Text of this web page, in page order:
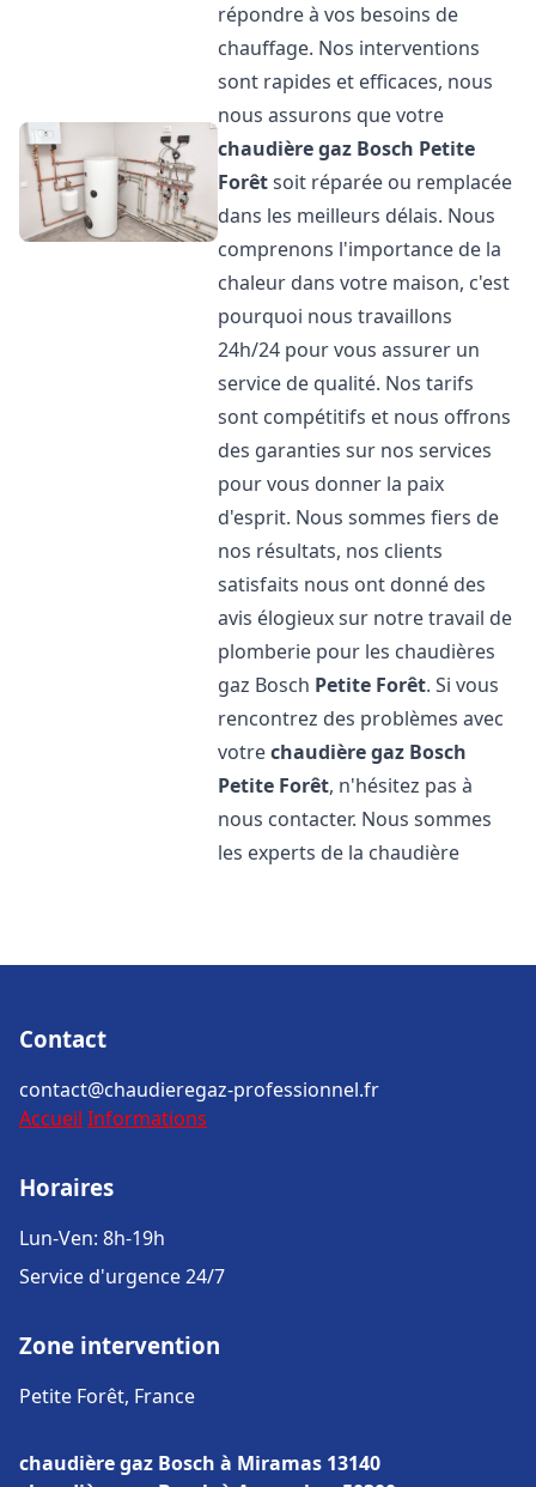
répondre à vos besoins de
chauffage. Nos interventions
sont rapides et efficaces, nous
nous assurons que votre
chaudière gaz Bosch Petite
Forêtsoit réparée ou remplacée
dans les meilleurs délais. Nous
comprenons l'importance de la
chaleur dans votre maison, c'est
pourquoi nous travaillons
24h/24 pour vous assurer un
service de qualité. Nos tarifs
sont compétitifs et nous offrons
des garanties sur nos services
pour vous donner la paix
d'esprit. Nous sommes fiers de
nos résultats, nos clients
satisfaits nous ont donné des
avis élogieux sur notre travail de
plomberie pour les chaudières
gaz Bosch Petite Forêt. Si vous
rencontrez des problèmes avec
votrechaudière gaz Bosch
Petite Forêt, n'hésitez pas à
nous contacter. Nous sommes
les experts de la chaudière
Contact
contact@chaudieregaz-professionnel.fr
Accueil Informations
Horaires
Lun-Ven: 8h-19h
Service d'urgence 24/7
Zone intervention
Petite Forêt, France
chaudière gaz Bosch à Miramas 13140